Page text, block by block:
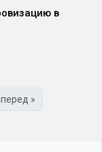
в
»